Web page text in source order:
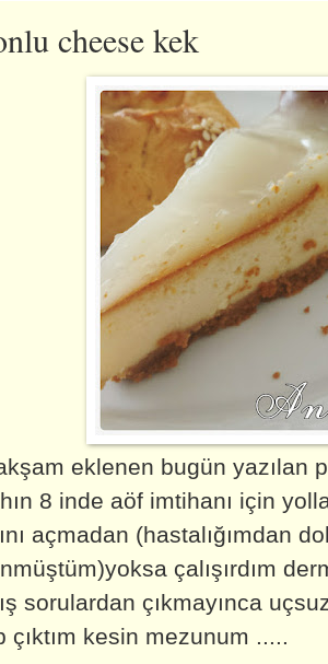
cheese kek
eklenen bugün yazılan
8 inde aöf imtihanı için
açmadan (hastalığımdan
çalışırdım
sorulardan çıkmayınca
çıktım kesin mezunum .....